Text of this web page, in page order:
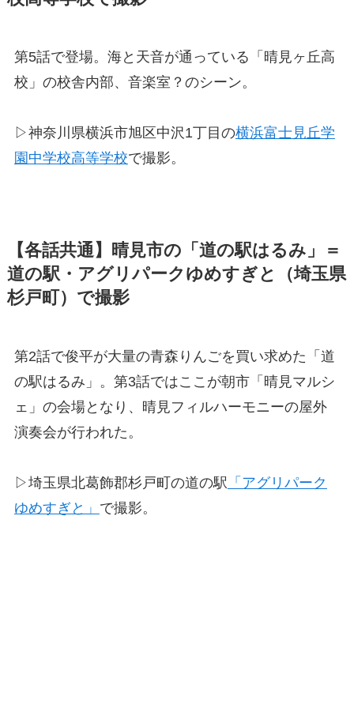
第5話で登場。海と天音が通っている「晴見ヶ丘高
校」の校舎内部、音楽室？のシーン。
▷神奈川県横浜市旭区中沢1丁目の横浜富士見丘学
園中学校高等学校で撮影。
【各話共通】晴見市の「道の駅はるみ」＝
道の駅・アグリパークゆめすぎと（埼玉県
杉戸町）で撮影
第2話で俊平が大量の青森りんごを買い求めた「道
の駅はるみ」。第3話ではここが朝市「晴見マルシ
ェ」の会場となり、晴見フィルハーモニーの屋外
演奏会が行われた。
▷埼玉県北葛飾郡杉戸町の道の駅 「アグリパーク
ゆめすぎと」 で撮影。